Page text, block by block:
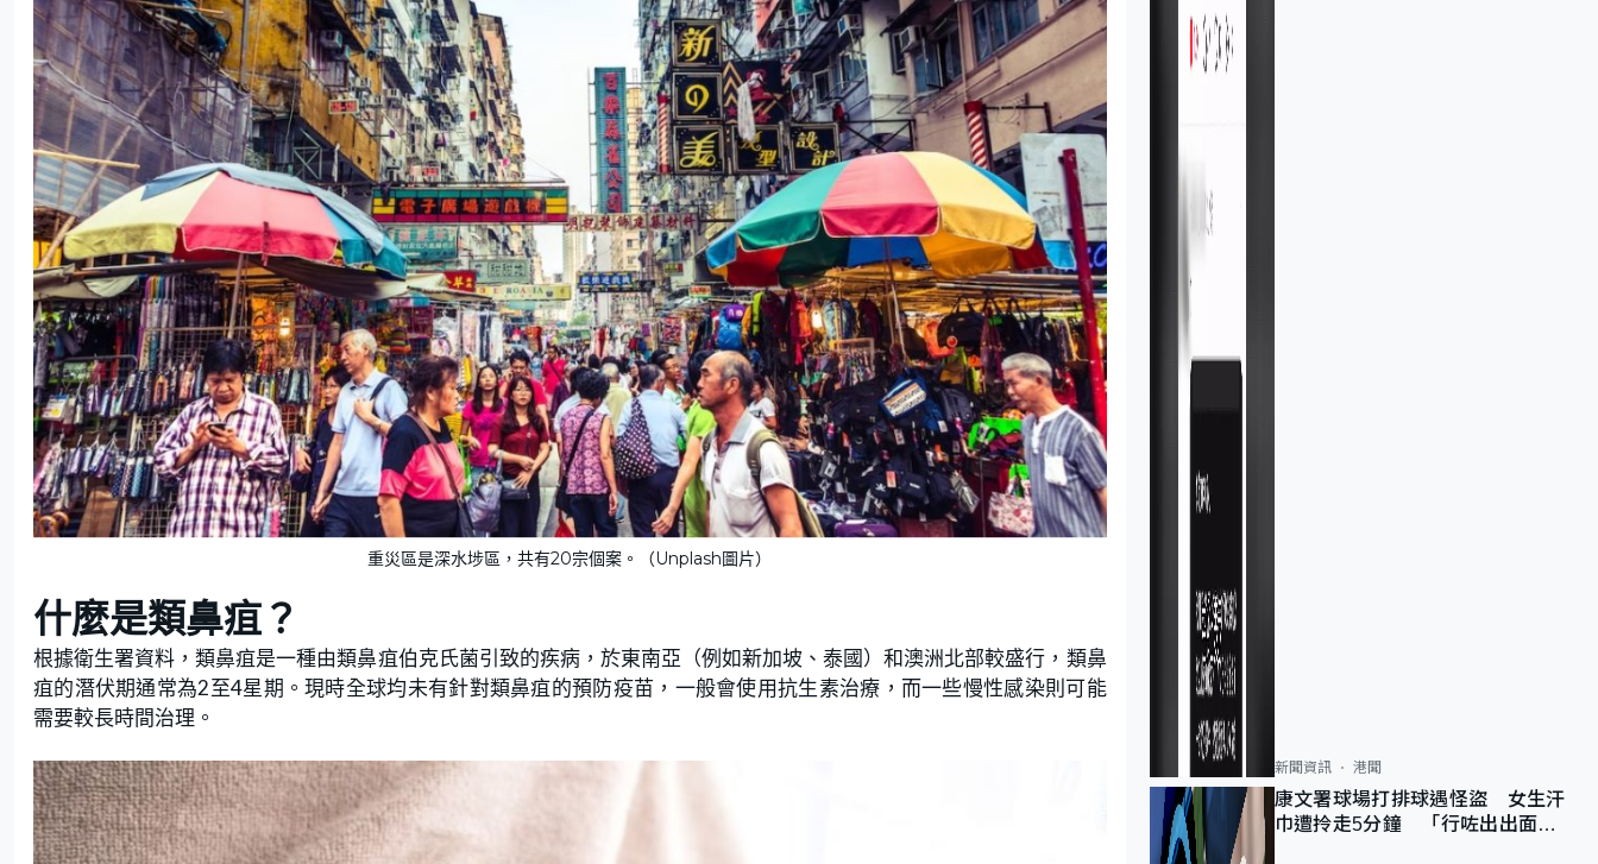
重災區是深水埗區，共有20宗個案。（Unplash圖片）
什麼是類鼻疽？
根據衛生署資料，類鼻疽是一種由類鼻疽伯克氏菌引致的疾病，於東南亞（例如新加坡、泰國）和澳洲北部較盛行，類鼻
疽的潛伏期通常為2至4星期。現時全球均未有針對類鼻疽的預防疫苗，一般會使用抗生素治療，而一些慢性感染則可能
需要較長時間治理。
新聞資訊 港聞
康文署球場打排球遇怪盜 女生汗
巾遭拎走5分鐘 「行咗出出面唔